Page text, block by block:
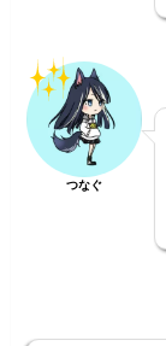
つなぐ